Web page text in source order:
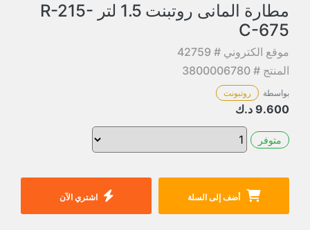
مطارة المانى روتبنت 1.5 لتر R-215-
C-675
موقع الكتروني # 42759
المنتج # 3800006780
بواسطة روتبونت
9.600 د.ك
متوفر
أضف إلى السلة اشتري الآن